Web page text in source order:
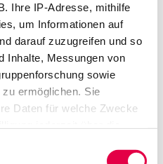
Ihre IP-Adresse, mithilfe
um Informationen auf
darauf zuzugreifen und so
Inhalte, Messungen von
sowie
ermöglichen. Sie
Daten für welche Zwecke
im Studium übte
auf
in der Praxis
ist seit 1989
spezialisierten
Schwedhelm. Ein
um seine Person